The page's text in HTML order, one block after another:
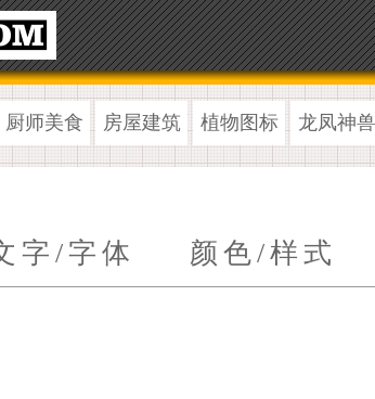
厨师美食 房屋建筑 植物图标 龙凤神兽
字/字体 颜色/样式